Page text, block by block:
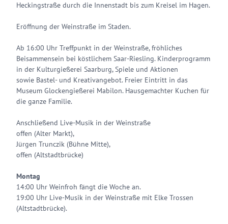
Heckingstraße durch die Innenstadt bis zum Kreisel im Hagen.
Eröffnung der Weinstraße im Staden.
Ab 16:00 Uhr Treffpunkt in der Weinstraße, fröhliches
Beisammensein bei köstlichem Saar-Riesling. Kinderprogramm
in der Kulturgießerei Saarburg, Spiele und Aktionen
sowie Bastel- und Kreativangebot. Freier Eintritt in das
Museum Glockengießerei Mabilon. Hausgemachter Kuchen für
die ganze Familie.
Anschließend Live-Musik in der Weinstraße
offen (Alter Markt),
Jürgen Trunczik (Bühne Mitte),
offen (Altstadtbrücke)
Montag
14:00 Uhr Weinfroh fängt die Woche an.
19:00 Uhr Live-Musik in der Weinstraße mit Elke Trossen
(Altstadtbrücke).